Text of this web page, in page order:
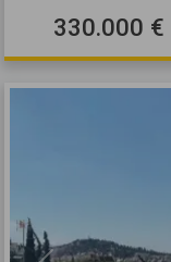
330.000 €